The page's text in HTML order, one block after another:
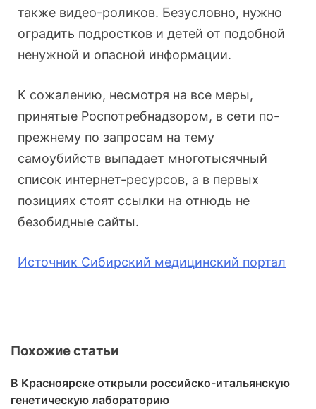
также видео-роликов. Безусловно, нужно
оградить подростков и детей от подобной
ненужной и опасной информации.
К сожалению, несмотря на все меры,
принятые Роспотребнадзором, в сети по-
прежнему по запросам на тему
самоубийств выпадает многотысячный
список интернет-ресурсов, а в первых
позициях стоят ссылки на отнюдь не
безобидные сайты.
Источник Сибирский медицинский портал
Похожие статьи
В Красноярске открыли российско-итальянскую
генетическую лабораторию